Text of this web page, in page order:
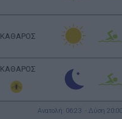
ΚΑΘΑΡΟΣ
ΚΑΘΑΡΟΣ
Ανατολή: 06:23 - Δύση 20:00